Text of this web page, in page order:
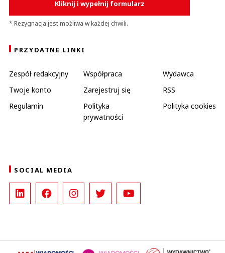
Kliknij i wypełnij formularz
* Rezygnacja jest możliwa w każdej chwili.
PRZYDATNE LINKI
Zespół redakcyjny Współpraca
Wydawca
Twoje konto
Zarejestruj się
RSS
Regulamin
Polityka
prywatności
Polityka cookies
SOCIAL MEDIA